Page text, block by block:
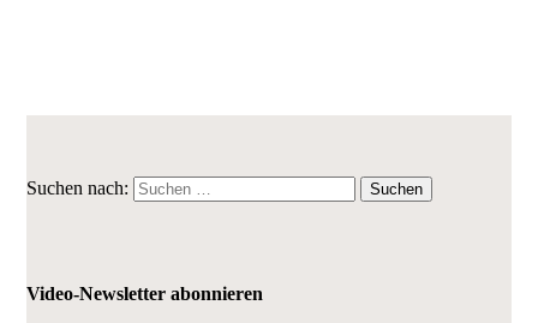
Suchen nach:
Video-Newsletter abonnieren